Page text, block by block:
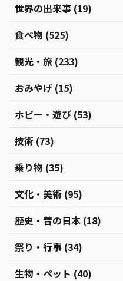
世界の出来事 (19)
食べ物 (525)
観光・旅 (233)
おみやげ (15)
ホビー・遊び (53)
技術 (73)
乗り物 (35)
文化・美術 (95)
歴史・昔の日本 (18)
祭り・行事 (34)
生物・ペット (40)